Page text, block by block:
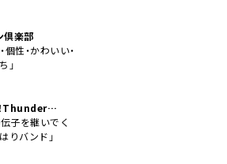
倶楽部
個性・かわいい・
」
Thunder
伝子を継いでく
りバンド」